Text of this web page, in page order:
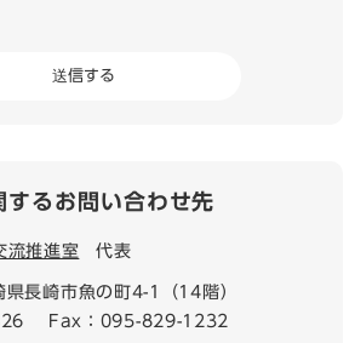
するお問い合わせ先
流推進室 代表
県長崎市魚の町4-1（14階）
Fax：095-829-1232